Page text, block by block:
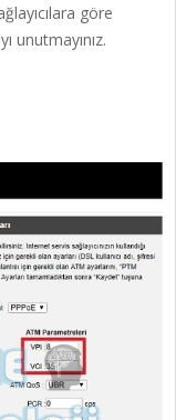
göre
unutmayınız.